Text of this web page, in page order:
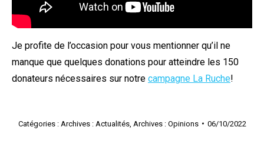
Je profite de l’occasion pour vous mentionner qu’il ne
manque que quelques donations pour atteindre les 150
donateurs nécessaires sur notre campagne La Ruche!
Catégories : Archives : Actualités, Archives : Opinions 06/10/2022